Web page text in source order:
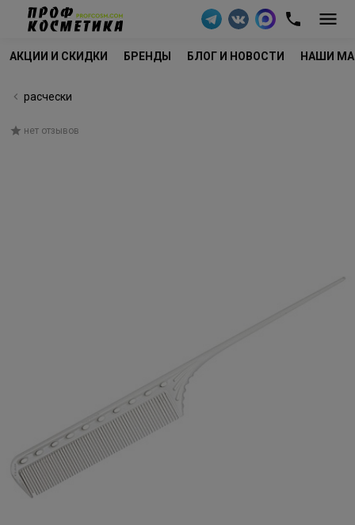
АКЦИИ И СКИДКИ БРЕНДЫ БЛОГ И НОВОСТИ НАШИ
расчески
нет отзывов